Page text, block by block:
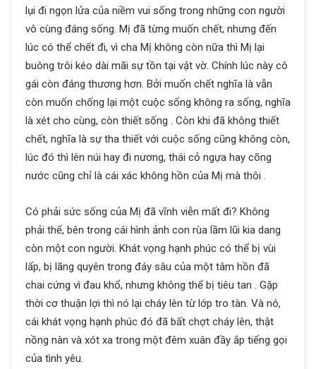
lụi đi ngọn lửa của niềm vui sống trong những con người
vô cùng đáng sống. Mị đã từng muốn chết, nhưng đến
lúc có thể chết đi, vì cha Mị không còn nữa thì Mị lại
buông trôi kéo dài mãi sự tồn tại vật vờ. Chính lúc này cô
gái còn đáng thương hơn. Bởi muốn chết nghĩa là vẫn
còn muốn chống lại một cuộc sống không ra sống, nghĩa
là xét cho cùng, còn thiết sống . Còn khi đã không thiết
chết, nghĩa là sự tha thiết với cuộc sống cũng không còn,
lúc đó thì lên núi hay đi nương, thái cỏ ngựa hay cõng
nước cũng chỉ là cái xác không hồn của Mị mà thôi .
Có phải sức sống của Mị đã vĩnh viễn mất đi? Không
phải thế, bên trong cái hình ảnh con rùa lầm lũi kia dang
còn một con người. Khát vọng hạnh phúc có thể bị vùi
lấp, bị lãng quyên trong đáy sâu của một tâm hồn đã
chai cứng vì đau khổ, nhưng không thể bị tiêu tan . Gặp
thời cơ thuận lợi thì nó lại cháy lên từ lớp tro tàn. Và nó,
cái khát vọng hạnh phúc đó đã bất chợt cháy lên, thật
nồng nàn và xót xa trong một đêm xuân đầy ắp tiếng gọi
của tình yêu.